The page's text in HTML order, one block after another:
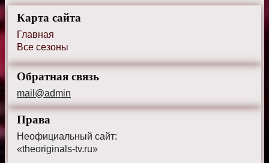
Карта сайта
Главная
Все сезоны
Обратная связь
mail@admin
Права
Неофициальный сайт:
«theoriginals-tv.ru»